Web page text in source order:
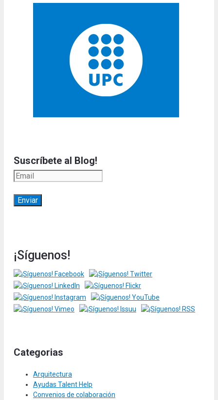
Suscríbete al Blog!
¡Síguenos!
Categorias
Arquitectura
Ayudas Talent Help
Convenios de colaboración